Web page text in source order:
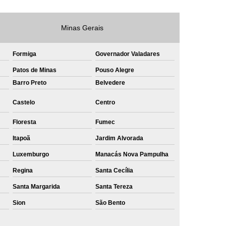
Private Label Roupas Masculinas Bahia
Private Label Têxtil Streetwear Rio de Janeiro
Bones
Private Label Camisetas
Private Label Confecção
Label de Malhas
Private Label Roupas
Sublimação Camiseta Algodão
Sublimação de Camisetas de Algodão
Sublimação em Camisetas
Sublimação em Camisetas Lisas
Sublimação em Tecido de Algodão
Sublimação Total em Camisetas
Minas Gerais
Formiga Governador Valadares
Patos de Minas
Pouso Alegre
Barro Preto Belvedere
Castelo Centro
Floresta Fumec
Itapoã Jardim Alvorada
Luxemburgo Manacás Nova Pampulha
Regina Santa Cecília
Santa Margarida Santa Tereza
Sion São Bento